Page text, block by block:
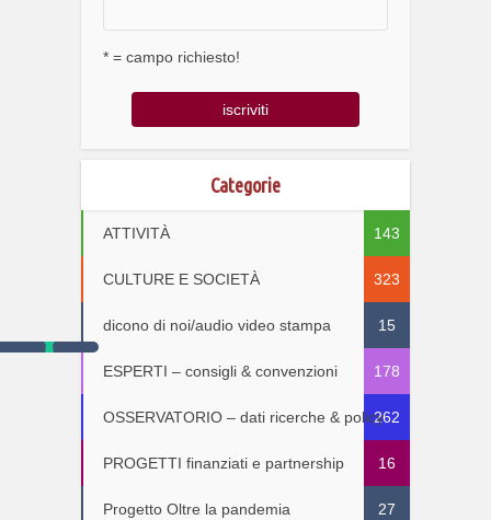
* = campo richiesto!
Categorie
ATTIVITÀ 143
CULTURE E SOCIETÀ 323
dicono di noi/audio video stampa 15
ESPERTI – consigli & convenzioni 178
OSSERVATORIO – dati ricerche & policy262
PROGETTI finanziati e partnership 16
Progetto Oltre la pandemia 27